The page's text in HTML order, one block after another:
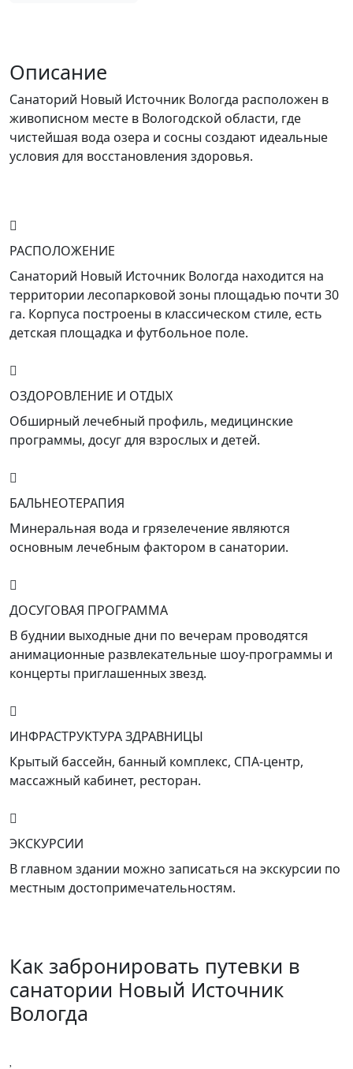
Описание
Санаторий Новый Источник Вологда расположен в
живописном месте в Вологодской области, где
чистейшая вода озера и сосны создают идеальные
условия для восстановления здоровья.
РАСПОЛОЖЕНИЕ
Санаторий Новый Источник Вологда находится на
территории лесопарковой зоны площадью почти 30
га. Корпуса построены в классическом стиле, есть
детская площадка и футбольное поле.
ОЗДОРОВЛЕНИЕ И ОТДЫХ
Обширный лечебный профиль, медицинские
программы, досуг для взрослых и детей.
БАЛЬНЕОТЕРАПИЯ
Минеральная вода и грязелечение являются
основным лечебным фактором в санатории.
ДОСУГОВАЯ ПРОГРАММА
В буднии выходные дни по вечерам проводятся
анимационные развлекательные шоу-программы и
концерты приглашенных звезд.
ИНФРАСТРУКТУРА ЗДРАВНИЦЫ
Крытый бассейн, банный комплекс, СПА-центр,
массажный кабинет, ресторан.
ЭКСКУРСИИ
В главном здании можно записаться на экскурсии по
местным достопримечательностям.
Как забронировать путевки в
санатории Новый Источник
Вологда